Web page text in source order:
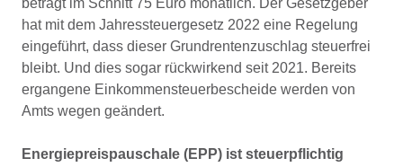
beträgt im Schnitt 75 Euro monatlich. Der Gesetzgeber
hat mit dem Jahressteuergesetz 2022 eine Regelung
eingeführt, dass dieser Grundrentenzuschlag steuerfrei
bleibt. Und dies sogar rückwirkend seit 2021. Bereits
ergangene Einkommensteuerbescheide werden von
Amts wegen geändert.
Energiepreispauschale (EPP) ist steuerpflichtig